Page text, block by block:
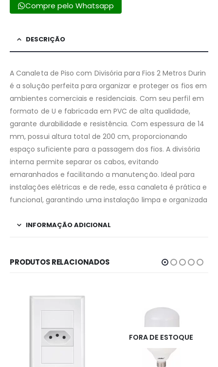
Compre pelo Whatsapp
DESCRIÇÃO
A Canaleta de Piso com Divisória para Fios 2 Metros Durin
é a solução perfeita para organizar e proteger os fios em
ambientes comerciais e residenciais. Com seu perfil em
formato de U e fabricada em PVC de alta qualidade,
garante durabilidade e resistência. Com espessura de 14
mm, possui altura total de 200 cm, proporcionando
espaço suficiente para a passagem dos fios. A divisória
interna permite separar os cabos, evitando
emaranhados e facilitando a manutenção. Ideal para
instalações elétricas e de rede, essa canaleta é prática e
funcional, garantindo uma instalação limpa e organizada
INFORMAÇÃO ADICIONAL
PRODUTOS RELACIONADOS
FORA DE ESTOQUE